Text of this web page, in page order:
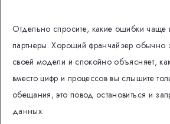
Отдельно спросите, какие ошибки чаще
партнеры. Хороший франчайзер обычно
своей модели и спокойно объясняет,
вместо цифр и процессов вы слышите
обещания, это повод остановиться и
данных.